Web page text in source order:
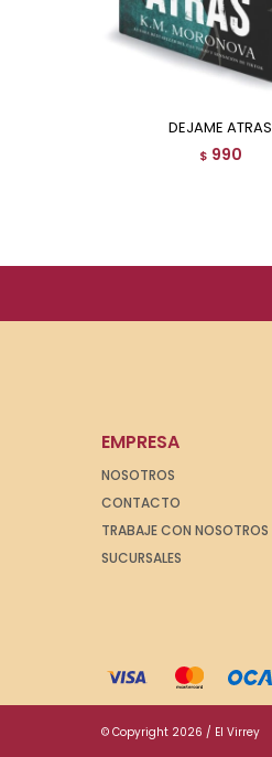
DEJAME ATRAS
$ 990
EMPRESA
NOSOTROS
CONTACTO
TRABAJE CON NOSOTROS
SUCURSALES
© Copyright 2026 / El Virrey